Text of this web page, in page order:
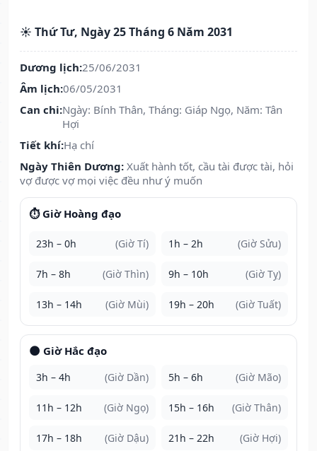
☀️ Thứ Tư, Ngày 25 Tháng 6 Năm 2031
Dương lịch:25/06/2031
Âm lịch:06/05/2031
Can chi:Ngày: Bính Thân, Tháng: Giáp Ngọ, Năm: Tân
Hợi
Tiết khí:Hạ chí
Ngày Thiên Dương: Xuất hành tốt, cầu tài được tài, hỏi
vợ được vợ mọi việc đều như ý muốn
⏱️ Giờ Hoàng đạo
23h – 0h (Giờ Tí) 1h – 2h (Giờ Sửu)
7h – 8h (Giờ Thìn) 9h – 10h (Giờ Tỵ)
13h – 14h (Giờ Mùi) 19h – 20h (Giờ Tuất)
🌑 Giờ Hắc đạo
3h – 4h (Giờ Dần) 5h – 6h (Giờ Mão)
11h – 12h (Giờ Ngọ) 15h – 16h (Giờ Thân)
17h – 18h (Giờ Dậu) 21h – 22h (Giờ Hợi)